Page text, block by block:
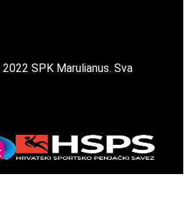
2022 SPK Marulianus. Sva